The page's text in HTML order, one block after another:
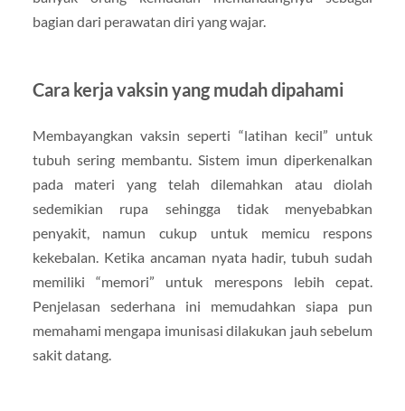
bagian dari perawatan diri yang wajar.
Cara kerja vaksin yang mudah dipahami
Membayangkan vaksin seperti “latihan kecil” untuk
tubuh sering membantu. Sistem imun diperkenalkan
pada materi yang telah dilemahkan atau diolah
sedemikian rupa sehingga tidak menyebabkan
penyakit, namun cukup untuk memicu respons
kekebalan. Ketika ancaman nyata hadir, tubuh sudah
memiliki “memori” untuk merespons lebih cepat.
Penjelasan sederhana ini memudahkan siapa pun
memahami mengapa imunisasi dilakukan jauh sebelum
sakit datang.